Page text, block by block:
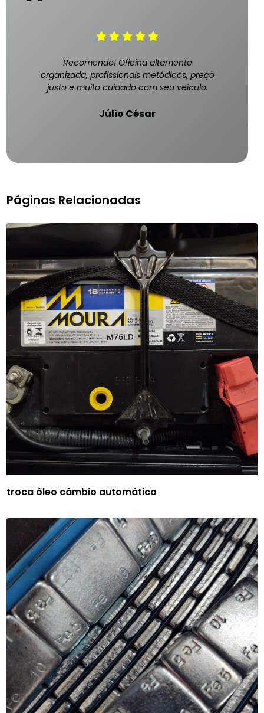
Recomendo! Oficina altamente
organizada, profissionais metódicos, preço
justo e muito cuidado com seu veículo.
Júlio César
Páginas Relacionadas
troca óleo câmbio automático